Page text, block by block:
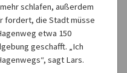
schlafen, außerdem
fordert, die Stadt müsse
etwa 150
geschafft. „Ich
sagt Lars.